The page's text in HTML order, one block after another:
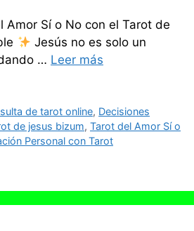
Amor Sí o No con el Tarot de
Jesús no es solo un
… Leer más
de tarot online, Decisiones
de jesus bizum, Tarot del Amor Sí o
Personal con Tarot